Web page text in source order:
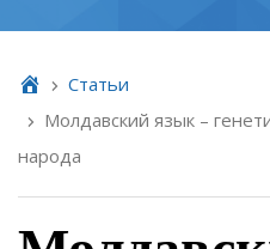
Cтатьи
Молдавский язык –
народа